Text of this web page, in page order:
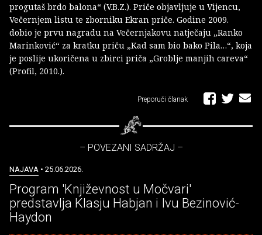
progutaš brdo balona“ (V.B.Z.). Priče objavljuje u Vijencu,
Večernjem listu te zborniku Ekran priče. Godine 2009.
dobio je prvu nagradu na Večernjakovu natječaju „Ranko
Marinković“ za kratku priču „Kad sam bio bako Pila…“, koja
je poslije ukoričena u zbirci priča „Groblje manjih careva“
(Profil, 2010.).
Preporuči članak
– POVEZANI SADRŽAJ –
NAJAVA • 25.06.2026.
Program 'Književnost u Močvari'
predstavlja Klasju Habjan i Ivu Bezinović-
Haydon